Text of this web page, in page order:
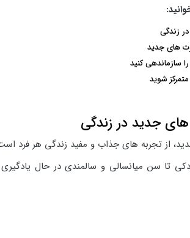
زندگی
های جدید
سازماندهی کنید
شوید
جدید در زندگی
از تجربه های جذاب و مفید زندگی هر فرد
تا سن میانسالی و سالمندی در حال